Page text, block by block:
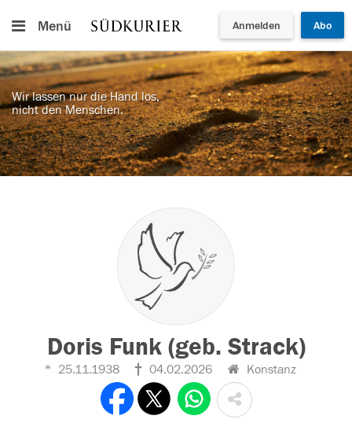
Menü Anmelden Abo
Wir lassen nur die Hand los,
nicht den Menschen.
Doris Funk (geb. Strack)
25.11.1938 04.02.2026 Konstanz